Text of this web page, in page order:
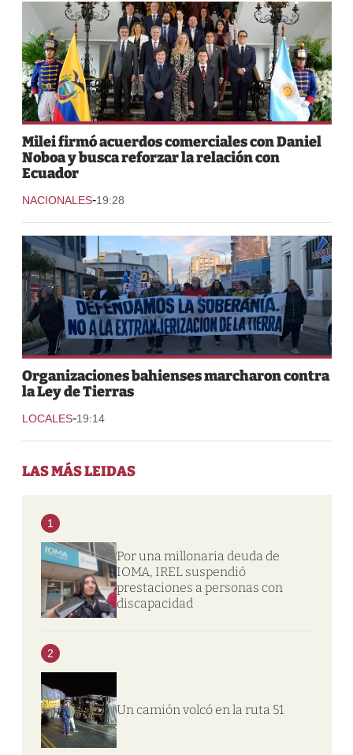
Milei firmó acuerdos comerciales con Daniel
Noboa y busca reforzar la relación con
Ecuador
NACIONALES-19:28
Organizaciones bahienses marcharon contra
la Ley de Tierras
LOCALES-19:14
LAS MÁS LEIDAS
1
Por una millonaria deuda de
IOMA, IREL suspendió
prestaciones a personas con
discapacidad
2
Un camión volcó en la ruta 51